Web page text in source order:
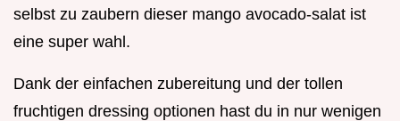
selbst zu zaubern dieser mango avocado-salat ist
eine super wahl.
Dank der einfachen zubereitung und der tollen
fruchtigen dressing optionen hast du in nur wenigen